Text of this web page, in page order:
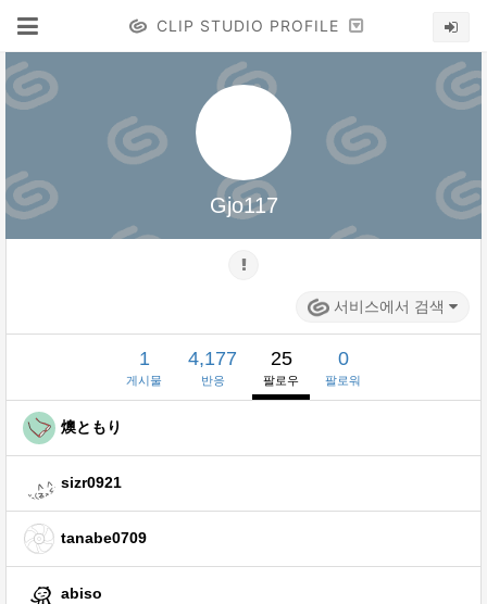
CLIP STUDIO PROFILE
Gjo117
서비스에서 검색
1
게시물
4,177
반응
25
팔로우
0
팔로워
燠ともり
sizr0921
tanabe0709
abiso